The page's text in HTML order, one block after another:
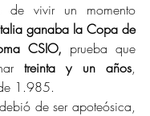
de vivir un momento
ganaba la Copa de
CSIO, prueba que
treinta y un años,
1.985.
de ser apoteósica,